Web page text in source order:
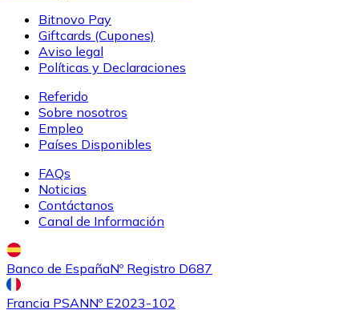
Bitnovo Pay
Giftcards (Cupones)
Aviso legal
Políticas y Declaraciones
Referido
Sobre nosotros
Empleo
Países Disponibles
FAQs
Noticias
Contáctanos
Canal de Información
Banco de EspañaNº Registro D687
Francia PSANNº E2023-102